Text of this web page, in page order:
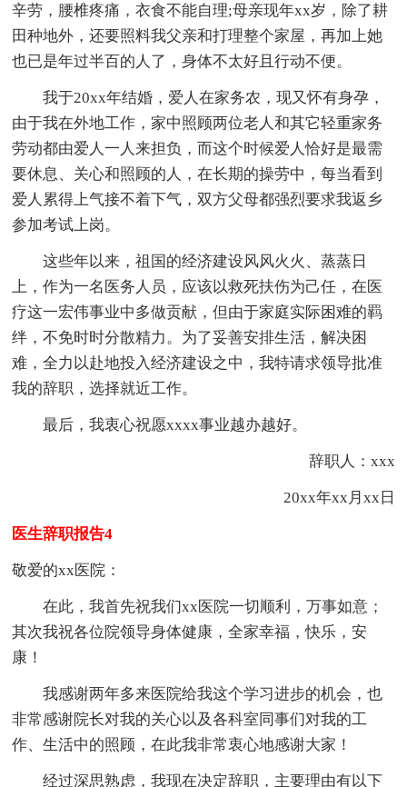
辛劳，腰椎疼痛，衣食不能自理;母亲现年xx岁，除了耕
田种地外，还要照料我父亲和打理整个家屋，再加上她
也已是年过半百的人了，身体不太好且行动不便。
我于20xx年结婚，爱人在家务农，现又怀有身孕，
由于我在外地工作，家中照顾两位老人和其它轻重家务
劳动都由爱人一人来担负，而这个时候爱人恰好是最需
要休息、关心和照顾的人，在长期的操劳中，每当看到
爱人累得上气接不着下气，双方父母都强烈要求我返乡
参加考试上岗。
这些年以来，祖国的经济建设风风火火、蒸蒸日
上，作为一名医务人员，应该以救死扶伤为己任，在医
疗这一宏伟事业中多做贡献，但由于家庭实际困难的羁
绊，不免时时分散精力。为了妥善安排生活，解决困
难，全力以赴地投入经济建设之中，我特请求领导批准
我的辞职，选择就近工作。
最后，我衷心祝愿xxxx事业越办越好。
辞职人：xxx
20xx年xx月xx日
医生辞职报告4
敬爱的xx医院：
在此，我首先祝我们xx医院一切顺利，万事如意；
其次我祝各位院领导身体健康，全家幸福，快乐，安
康！
我感谢两年多来医院给我这个学习进步的机会，也
非常感谢院长对我的关心以及各科室同事们对我的工
作、生活中的照顾，在此我非常衷心地感谢大家！
经过深思熟虑，我现在决定辞职，主要理由有以下